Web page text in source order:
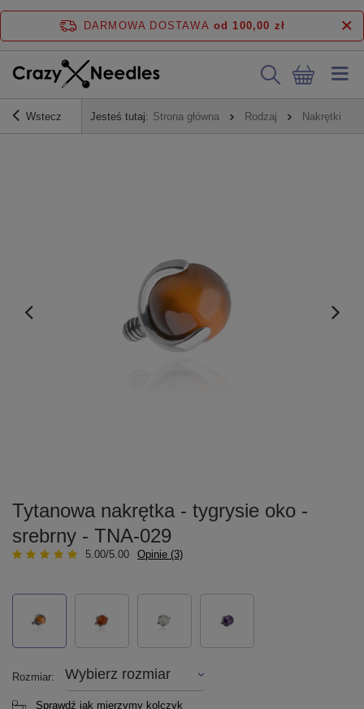
DARMOWA DOSTAWA od 100,00 zł
Wstecz Jesteś tutaj: Strona główna Rodzaj Nakrętki do
Tytanowa nakrętka - tygrysie oko -
srebrny - TNA-029
5.00/5.00 Opinie (3)
Rozmiar Wybierz rozmiar
Sprawdź jak mierzymy kolczyk